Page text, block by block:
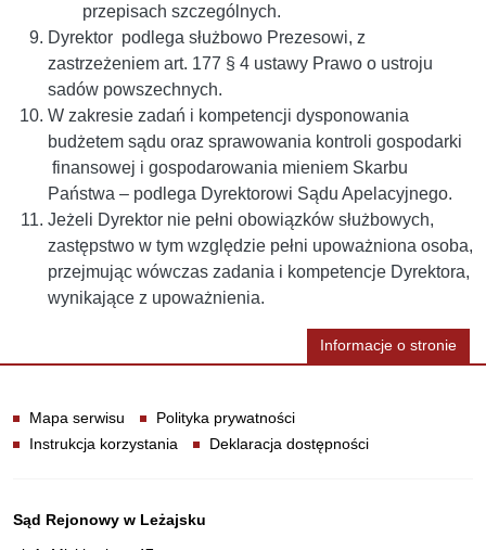
przepisach szczególnych.
Dyrektor podlega służbowo Prezesowi, z
zastrzeżeniem art. 177 § 4 ustawy Prawo o ustroju
sadów powszechnych.
W zakresie zadań i kompetencji dysponowania
budżetem sądu oraz sprawowania kontroli gospodarki
finansowej i gospodarowania mieniem Skarbu
Państwa – podlega Dyrektorowi Sądu Apelacyjnego.
Jeżeli Dyrektor nie pełni obowiązków służbowych,
zastępstwo w tym względzie pełni upoważniona osoba,
przejmując wówczas zadania i kompetencje Dyrektora,
wynikające z upoważnienia.
Informacje o stronie
Mapa serwisu
Polityka prywatności
Instrukcja korzystania
Deklaracja dostępności
Dane teleadresowe
Sąd Rejonowy w Leżajsku